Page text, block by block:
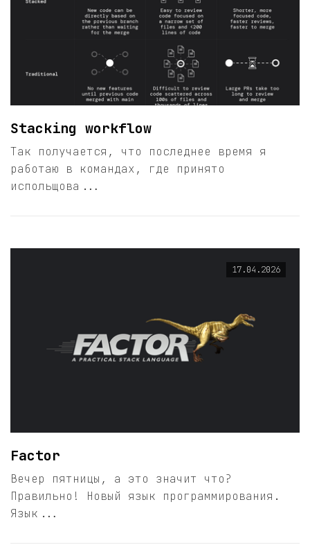
Stacking workflow
Так получается, что последнее время я
работаю в командах, где принято
испольщова...
17.04.2026
Factor
Вечер пятницы, а это значит что?
Правильно! Новый язык программирования.
Язык...